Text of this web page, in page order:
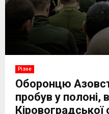
Різне
Оборонцю
пробув у полоні,
Кіровоградської